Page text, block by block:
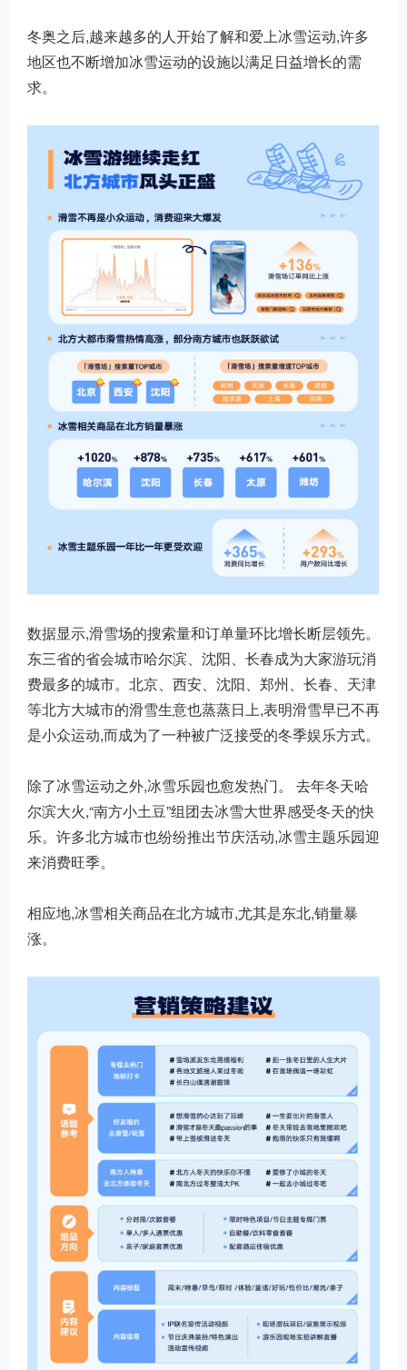
冬奥之后,越来越多的人开始了解和爱上冰雪运动,许多
地区也不断增加冰雪运动的设施以满足日益增长的需
求。
数据显示,滑雪场的搜索量和订单量环比增长断层领先。
东三省的省会城市哈尔滨、沈阳、长春成为大家游玩消
费最多的城市。北京、西安、沈阳、郑州、长春、天津
等北方大城市的滑雪生意也蒸蒸日上,表明滑雪早已不再
是小众运动,而成为了一种被广泛接受的冬季娱乐方式。
除了冰雪运动之外,冰雪乐园也愈发热门。 去年冬天哈
尔滨大火,“南方小土豆”组团去冰雪大世界感受冬天的快
乐。许多北方城市也纷纷推出节庆活动,冰雪主题乐园迎
来消费旺季。
相应地,冰雪相关商品在北方城市,尤其是东北,销量暴
涨。